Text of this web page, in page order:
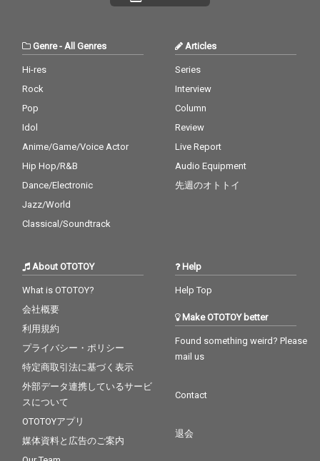
Genre- All Genres
Hi-res
Rock
Pop
Idol
Anime/Game/Voice Actor
Hip Hop/R&B
Dance/Electronic
Jazz/World
Classical/Soundtrack
Articles
Series
Interview
Column
Review
Live Report
Audio Equipment
先週のオトトイ
About OTOTOY
What is OTOTOY?
会社概要
利用規約
プライバシー・ポリシー
特定商取引法に基づく表示
外部データ連携しているサービ
スについて
OTOTOYアプリ
媒体資料と広告のご案内
Help
Help Top
Make OTOTOY better
Found something weird? Please
mail us
Contact
退会